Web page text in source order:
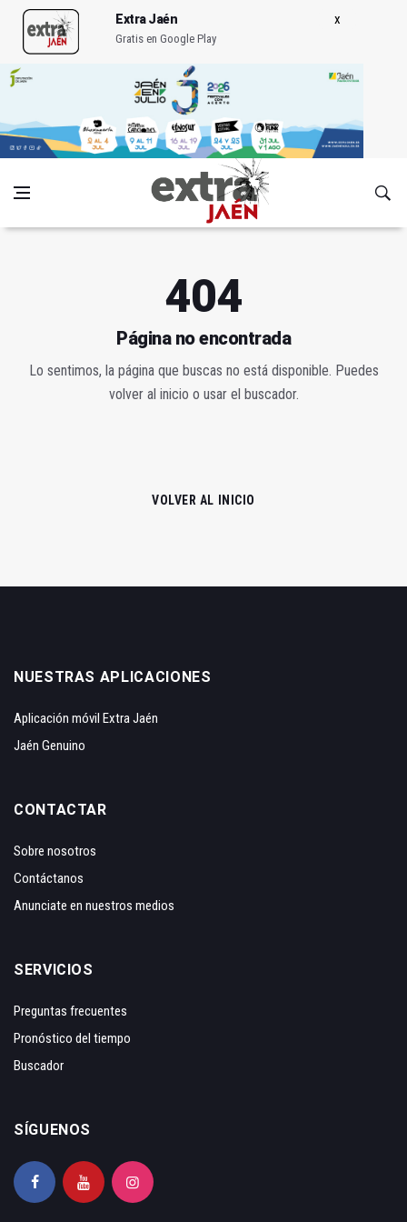
Extra Jaén
Gratis en Google Play
404
Página no encontrada
Lo sentimos, la página que buscas no está disponible. Puedes
volver al inicio o usar el buscador.
VOLVER AL INICIO
NUESTRAS APLICACIONES
Aplicación móvil Extra Jaén
Jaén Genuino
CONTACTAR
Sobre nosotros
Contáctanos
Anunciate en nuestros medios
SERVICIOS
Preguntas frecuentes
Pronóstico del tiempo
Buscador
SÍGUENOS